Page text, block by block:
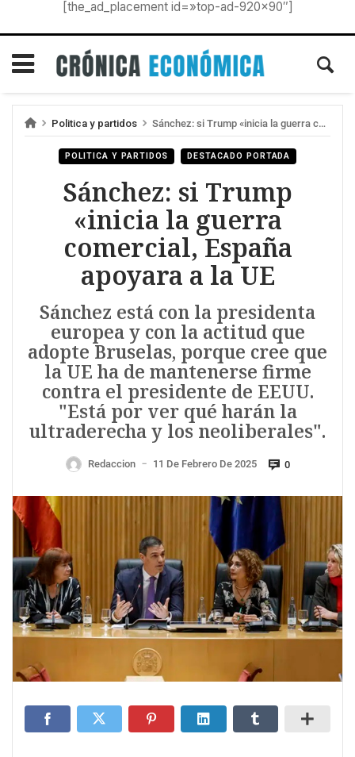
[the_ad_placement id=»top-ad-920×90″]
Politica y partidos Sánchez: si Trump «inicia la guerra comercial, España apoyara a la UE
POLITICA Y PARTIDOS DESTACADO PORTADA
Sánchez: si Trump
«inicia la guerra
comercial, España
apoyara a la UE
Sánchez está con la presidenta
europea y con la actitud que
adopte Bruselas, porque cree que
la UE ha de mantenerse firme
contra el presidente de EEUU.
"Está por ver qué harán la
ultraderecha y los neoliberales".
Redaccion — 11 De Febrero De 2025 0